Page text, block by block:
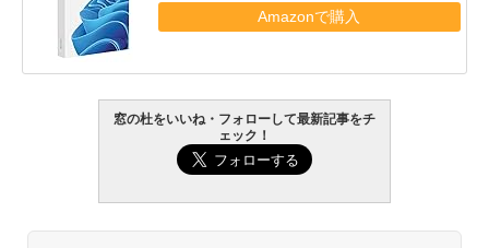
Amazonで購入
窓の杜をいいね・フォローして最新記事をチ
ェック！